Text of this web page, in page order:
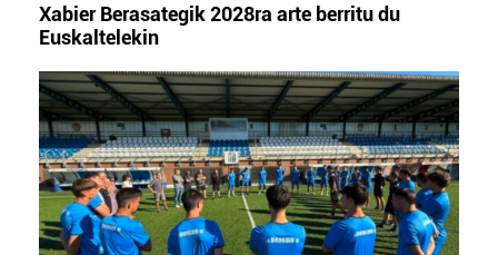
Xabier Berasategik 2028ra arte berritu du
Euskaltelekin